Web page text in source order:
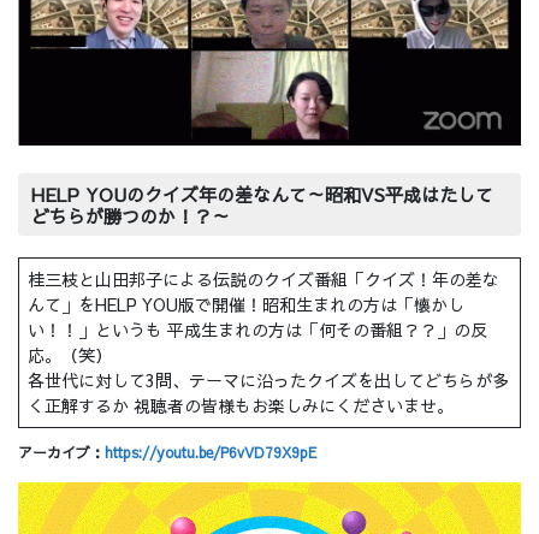
HELP YOUのクイズ年の差なんて～昭和VS平成はたして
どちらが勝つのか！？～
桂三枝と山田邦子による伝説のクイズ番組「クイズ！年の差な
んて」をHELP YOU版で開催！昭和生まれの方は「懐かし
い！！」というも 平成生まれの方は「何その番組？？」の反
応。（笑）
各世代に対して3問、テーマに沿ったクイズを出してどちらが多
く正解するか 視聴者の皆様もお楽しみにくださいませ。
アーカイブ： https://youtu.be/P6vVD79X9pE